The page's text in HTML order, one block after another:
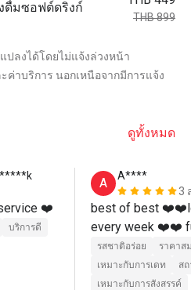
ดื่มซอฟต์ดริงก์
THB 899
ปลงได้โดยไม่แจ้งล่วงหน้า
ค่าบริการ นอกเหนือจากมีการแจ้ง
ดูทั้งหมด
บริการดี
A
A****
3
best of best
every week ❤️❤️
best shared ❤️❤️
รสชาติอร่อย
ราคาส
เหมาะกับการเดท
ส
เหมาะกับการสังสรรค์